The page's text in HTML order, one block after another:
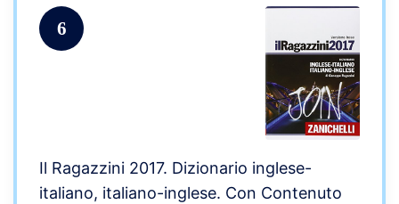
6
Il Ragazzini 2017. Dizionario inglese-
italiano, italiano-inglese. Con Contenuto